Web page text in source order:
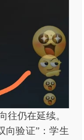
往仍在延续。
向验证”：学生